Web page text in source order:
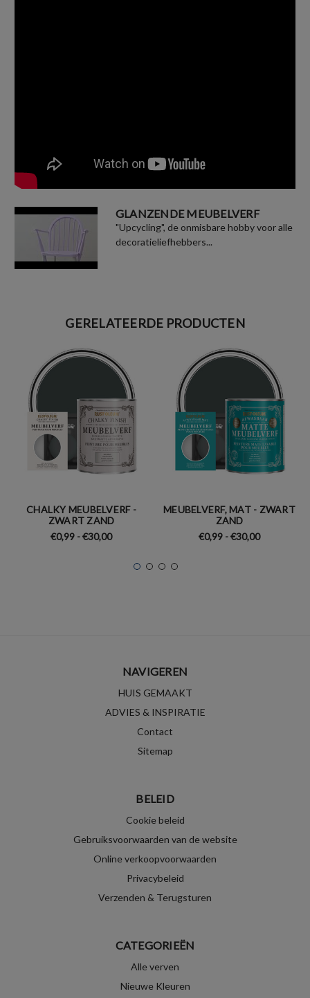
GLANZENDE MEUBELVERF
"Upcycling", de onmisbare hobby voor alle
decoratieliefhebbers...
GERELATEERDE PRODUCTEN
CHALKY MEUBELVERF -
ZWART ZAND
€0,99 - €30,00
MEUBELVERF, MAT - ZWART
ZAND
€0,99 - €30,00
NAVIGEREN
HUIS GEMAAKT
ADVIES & INSPIRATIE
Contact
Sitemap
BELEID
Cookie beleid
Gebruiksvoorwaarden van de website
Online verkoopvoorwaarden
Privacybeleid
Verzenden & Terugsturen
CATEGORIEËN
Alle verven
Nieuwe Kleuren